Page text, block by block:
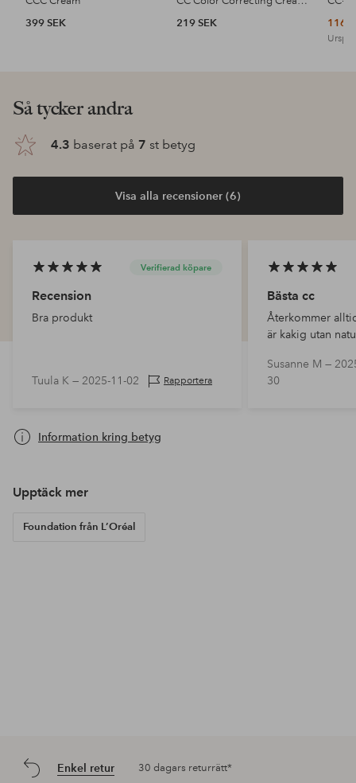
399 SEK
219 SEK
116
Så tycker andra
4.3 baserat på 7 st betyg
Visa alla recensioner (6)
Verifierad köpare
Recension
Bra produkt
Tuula K — 2025-11-02 Rapportera
Bästa cc
Återkommer
är kakig utan
Susanne M —
30
Information kring betyg
Upptäck mer
Foundation från L’Oréal
Enkel retur 30 dagars returrätt*